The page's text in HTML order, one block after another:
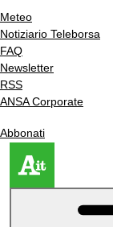
Meteo
Notiziario Teleborsa
FAQ
Newsletter
RSS
ANSA Corporate
Abbonati